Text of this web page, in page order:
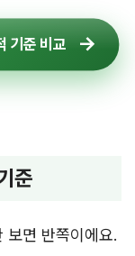
기준 비교
준
보면 반쪽이에요.